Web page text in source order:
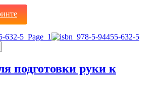
подготовки руки к